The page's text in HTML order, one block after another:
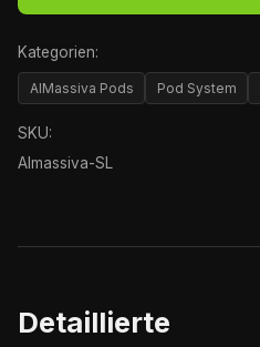
Kategorien:
AlMassiva Pods Pod System
SKU:
Almassiva-SL
Detaillierte